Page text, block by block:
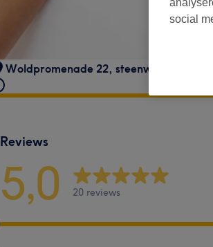
Woldpromenade 22, steenwijk
Reviews
5,0 20 reviews
social